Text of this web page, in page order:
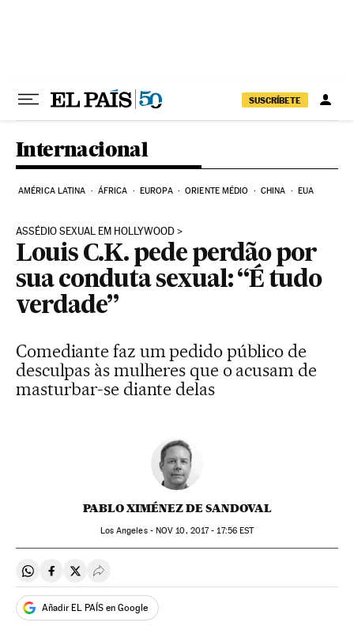
SUSCRÍBETE
Internacional
AMÉRICA LATINA ÁFRICA EUROPA ORIENTE MÉDIO CHINA EUA
ASSÉDIO SEXUAL EM HOLLYWOOD
Louis C.K. pede perdão por
sua conduta sexual: “É tudo
verdade”
Comediante faz um pedido público de
desculpas às mulheres que o acusam de
masturbar-se diante delas
PABLO XIMÉNEZ DE SANDOVAL
Los Angeles - NOV 10, 2017 - 17:56 EST
Compartir en Whatsapp
Compartir en Facebook
Compartir en Twitter
Desplegar Redes Sociales
Añadir EL PAÍS en Google